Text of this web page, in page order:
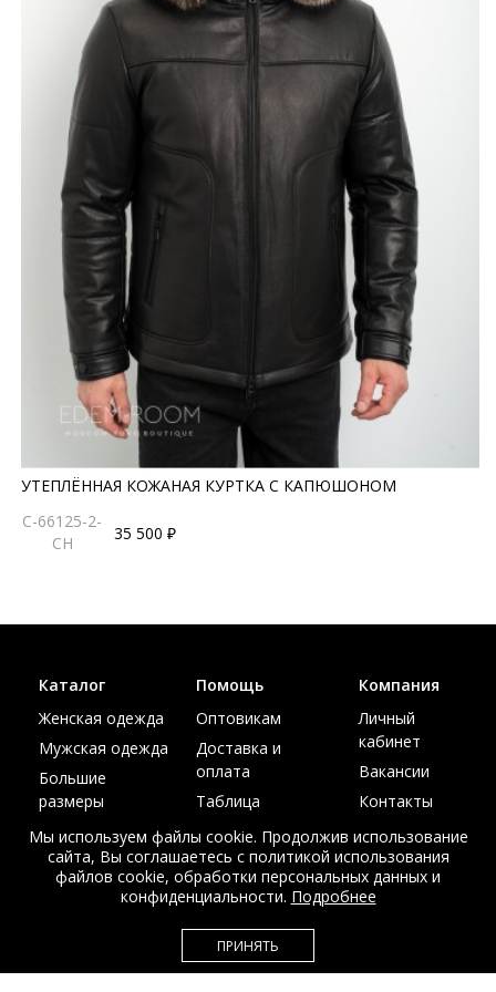
УТЕПЛЁННАЯ КОЖАНАЯ КУРТКА С КАПЮШОНОМ
С-66125-2-
CH
35 500 ₽
© Интернет магазин верхней одежды из меха и кожи
EDEM-ROOM 2011-2026
Каталог
Женская одежда
Мужская одежда
Большие
размеры
Акции
Помощь
Оптовикам
Доставка и
оплата
Таблица
Компания
Личный
кабинет
Вакансии
Контакты
Мы используем файлы cookie. Продолжив использование
сайта, Вы соглашаетесь с политикой использования
файлов cookie, обработки персональных данных и
конфиденциальности. Подробнее
ПРИНЯТЬ